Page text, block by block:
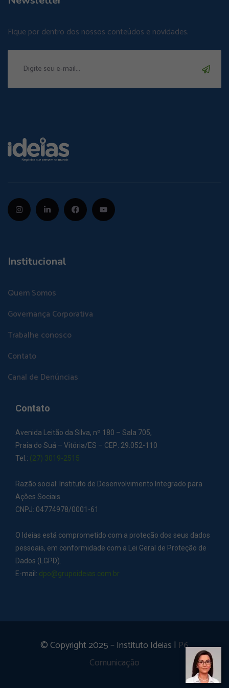
Fique por dentro dos nossos conteúdos e novidades.
Institucional
Quem Somos
Governança Corporativa
Trabalhe conosco
Contato
Canal de Denúncias
Contato
Avenida Leitão da Silva, nº 180 – Sala 705,
Praia do Suá – Vitória/ES – CEP: 29.052-110
Tel.: (27) 3019-2515
Razão social: Instituto de Desenvolvimento Integrado para
Ações Sociais
CNPJ: 04774978/0001-61
O Ideias está comprometido com a proteção dos seus dados
pessoais, em conformidade com a Lei Geral de Proteção de
Dados (LGPD).
E-mail: dpo@grupoideias.com.br
© Copyright 2025 – Instituto Ideias | P6
Comunicação